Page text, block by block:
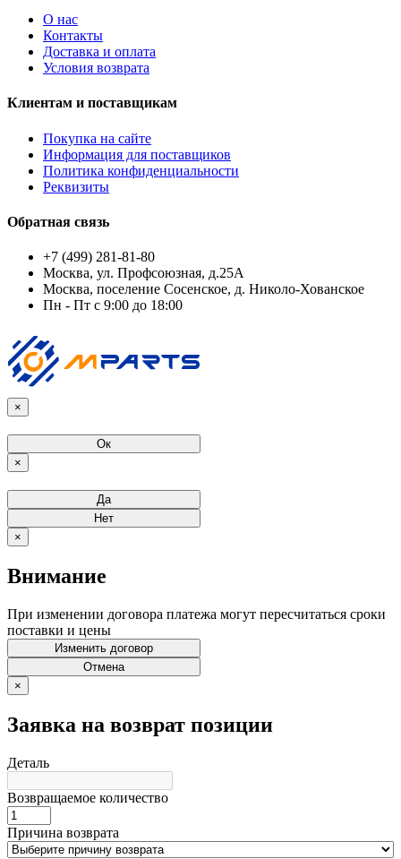
О нас
Контакты
Доставка и оплата
Условия возврата
Клиентам и поставщикам
Покупка на сайте
Информация для поставщиков
Политика конфиденциальности
Реквизиты
Обратная связь
+7 (499) 281-81-80
Москва, ул. Профсоюзная, д.25А
Москва, поселение Сосенское, д. Николо-Хованское
Пн - Пт с 9:00 до 18:00
×
Ок
×
Да
Нет
×
Внимание
При изменении договора платежа могут пересчитаться сроки
поставки и цены
Изменить договор
Отмена
×
Заявка на возврат позиции
Деталь
Возвращаемое количество
Причина возврата